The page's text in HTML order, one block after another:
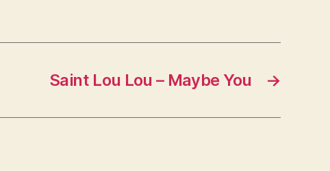
→
Saint Lou Lou – Maybe You